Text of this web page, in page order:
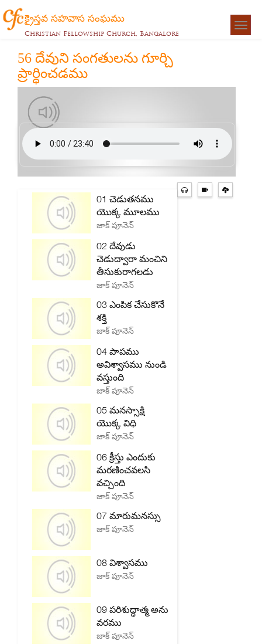
క్రైస్తవ సహవాస సంఘము
Christian Fellowship Church, Bangalore
56 దేవుని సంగతులను గూర్చి
ప్రార్ధించడము
01 చెడుతనము
యొక్క మూలము
జాక్ పూనెన్
02 దేవుడు
చెడుద్వారా మంచిని
తీసుకురాగలడు
జాక్ పూనెన్
03 ఎంపిక చేసుకొనే
శక్తి
జాక్ పూనెన్
04 పాపము
అవిశ్వాసము నుండి
వస్తుంది
జాక్ పూనెన్
05 మనస్సాక్షి
యొక్క విధి
జాక్ పూనెన్
06 క్రీస్తు ఎందుకు
మరణించవలసి
వచ్చింది
జాక్ పూనెన్
07 మారుమనస్సు
జాక్ పూనెన్
08 విశ్వాసము
జాక్ పూనెన్
09 పరిశుద్ధాత్మ అను
వరము
జాక్ పూనెన్